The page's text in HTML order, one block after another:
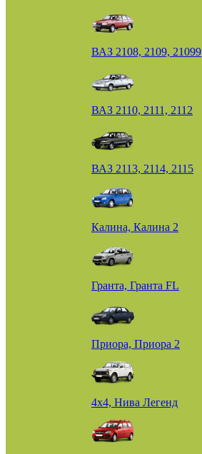
ВАЗ 2108, 2109, 21099
ВАЗ 2110, 2111, 2112
ВАЗ 2113, 2114, 2115
Калина, Калина 2
Гранта, Гранта FL
Приора, Приора 2
4х4, Нива Легенд